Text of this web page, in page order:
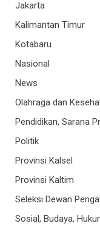
Jakarta
Kalimantan Timur
Kotabaru
Nasional
News
Olahraga dan
Pendidikan, Sarana
Politik
Provinsi Kalsel
Provinsi Kaltim
Seleksi Dewan
Sosial, Budaya,